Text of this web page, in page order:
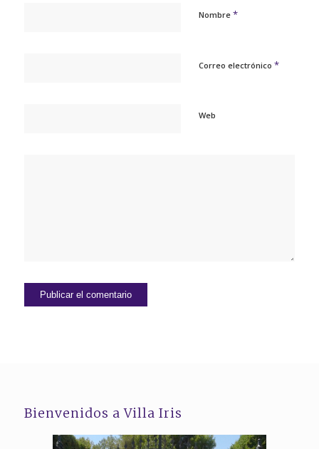
Nombre *
Correo electrónico *
Web
Bienvenidos a Villa Iris